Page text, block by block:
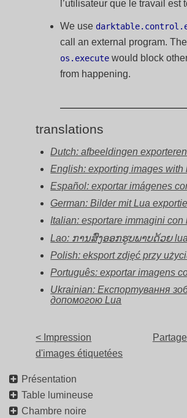
l’utilisateur que le travail est
We use
call an external program. The
os.execute would block
from happening.
translations
Dutch: afbeeldingen
English: exporting images with
Español: exportar imágenes
German: Bilder mit Lua
Italian: esportare immagini con
Lao: ການສົ່ງອອກຮູບພາບດ້ວຍ lua
Polish: eksport zdjęć przy
Português: exportar imagens
Ukrainian: Експортування
допомогою Lua
< Impression
d'images étiquetées
Présentation
Table lumineuse
Chambre noire